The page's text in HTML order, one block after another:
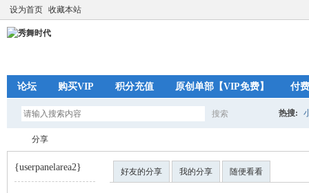
设为首页 收藏本站
论坛 购买VIP 积分充值 原创单部【VIP免费】 付
搜索 热搜:
分享
{userpanelarea2} 好友的分享 我的分享 随便看看